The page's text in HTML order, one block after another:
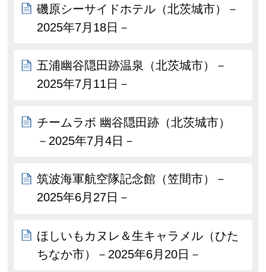
磯原シーサイドホテル（北茨城市）－
2025年7月18日－
五浦幽谷隠田跡温泉（北茨城市）－
2025年7月11日－
チームラボ 幽谷隠田跡（北茨城市）
－2025年7月4日－
筑波海軍航空隊記念館（笠間市）－
2025年6月27日－
ほしいもカヌレ＆生キャラメル（ひた
ちなか市）－2025年6月20日－